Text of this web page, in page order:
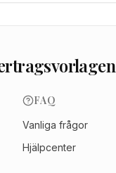
FAQ
Vanliga frågor
Hjälpcenter